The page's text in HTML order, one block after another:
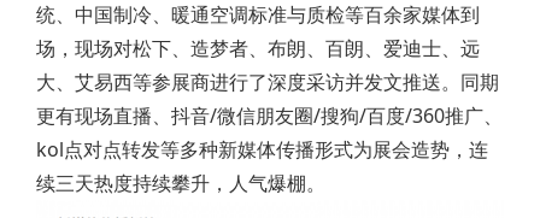
统、中国制冷、暖通空调标准与质检等百余家媒体到
场，现场对松下、造梦者、布朗、百朗、爱迪士、远
大、艾易西等参展商进行了深度采访并发文推送。同期
更有现场直播、抖音/微信朋友圈/搜狗/百度/360推广、
kol点对点转发等多种新媒体传播形式为展会造势，连
续三天热度持续攀升，人气爆棚。